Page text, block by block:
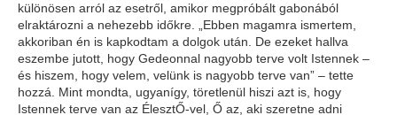
különösen arról az esetről, amikor megpróbált gabonából
elraktározni a nehezebb időkre. „Ebben magamra ismertem,
akkoriban én is kapkodtam a dolgok után. De ezeket hallva
eszembe jutott, hogy Gedeonnal nagyobb terve volt Istennek –
és hiszem, hogy velem, velünk is nagyobb terve van” – tette
hozzá. Mint mondta, ugyanígy, töretlenül hiszi azt is, hogy
Istennek terve van az ÉlesztŐ-vel, Ő az, aki szeretne adni